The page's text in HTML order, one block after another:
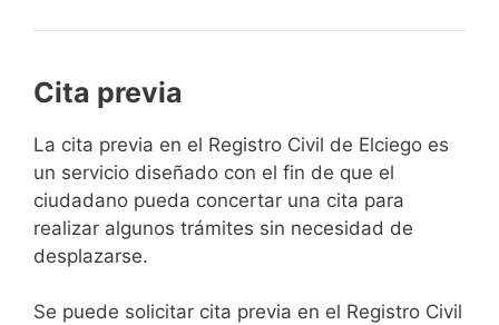
Cita previa
​​​​​​​​​​​​​​​​​​​​​​​​​​​​La cita previa en el Registro Civil de Elciego es
un servicio diseñado con el fin de que el
ciudadano pueda concertar una cita para
realizar algunos trámites sin necesidad de
desplazarse.​
Se puede solicitar cita previa en el Registro Civil